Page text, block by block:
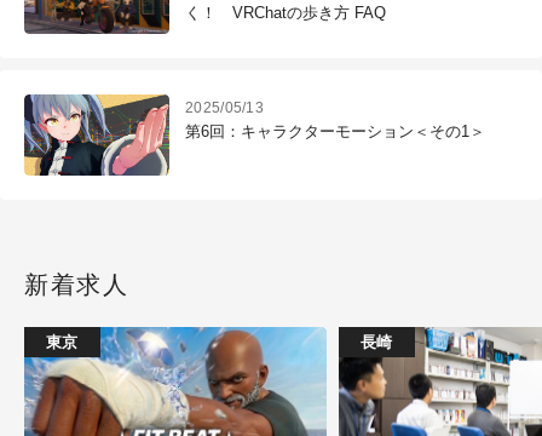
く！ VRChatの歩き方 FAQ
2025/05/13
第6回：キャラクターモーション＜その1＞
新着求人
東京 長崎